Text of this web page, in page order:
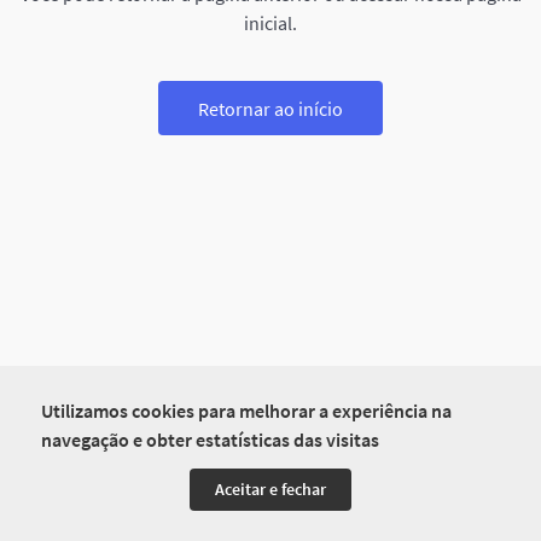
Utilizamos cookies para melhorar a experiência na
navegação e obter estatísticas das visitas
Aceitar e fechar
inicial.
Retornar ao início